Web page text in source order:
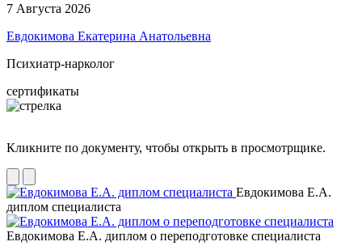
7 Августа 2026
Евдокимова Екатерина Анатольевна
Психиатр-нарколог
сертификаты
Кликните по документу, чтобы открыть в просмотрщике.
Евдокимова Е.А.
диплом специалиста
Евдокимова Е.А. диплом о переподготовке специалиста